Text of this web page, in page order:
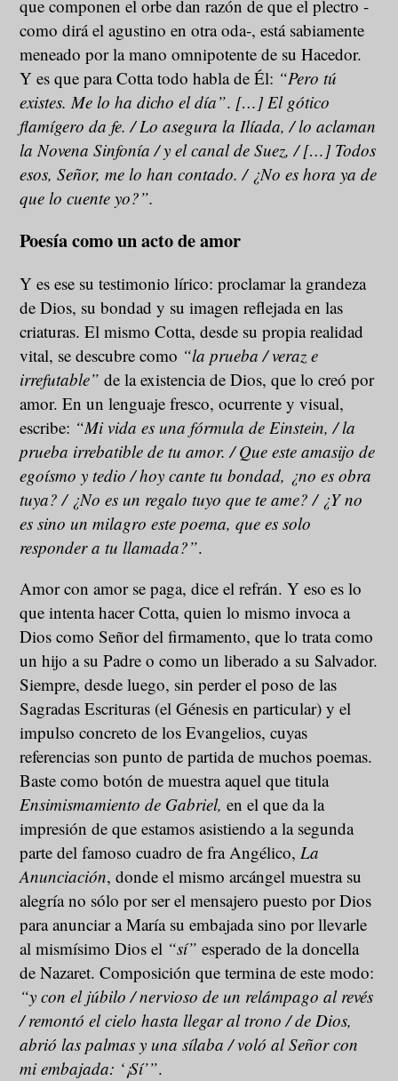
que componen el orbe dan razón de que el plectro -
como dirá el agustino en otra oda-, está sabiamente
meneado por la mano omnipotente de su Hacedor.
Y es que para Cotta todo habla de Él: “Pero tú
existes. Me lo ha dicho el día”. […] El gótico
flamígero da fe. / Lo asegura la Ilíada, / lo aclaman
la Novena Sinfonía / y el canal de Suez, / […] Todos
esos, Señor, me lo han contado. / ¿No es hora ya de
que lo cuente yo?”.
Poesía como un acto de amor
Y es ese su testimonio lírico: proclamar la grandeza
de Dios, su bondad y su imagen reflejada en las
criaturas. El mismo Cotta, desde su propia realidad
vital, se descubre como “la prueba / veraz e
irrefutable” de la existencia de Dios, que lo creó por
amor. En un lenguaje fresco, ocurrente y visual,
escribe: “Mi vida es una fórmula de Einstein, / la
prueba irrebatible de tu amor. / Que este amasijo de
egoísmo y tedio / hoy cante tu bondad, ¿no es obra
tuya? / ¿No es un regalo tuyo que te ame? / ¿Y no
es sino un milagro este poema, que es solo
responder a tu llamada?”.
Amor con amor se paga, dice el refrán. Y eso es lo
que intenta hacer Cotta, quien lo mismo invoca a
Dios como Señor del firmamento, que lo trata como
un hijo a su Padre o como un liberado a su Salvador.
Siempre, desde luego, sin perder el poso de las
Sagradas Escrituras (el Génesis en particular) y el
impulso concreto de los Evangelios, cuyas
referencias son punto de partida de muchos poemas.
Baste como botón de muestra aquel que titula
Ensimismamiento de Gabriel, en el que da la
impresión de que estamos asistiendo a la segunda
parte del famoso cuadro de fra Angélico,La
Anunciación, donde el mismo arcángel muestra su
alegría no sólo por ser el mensajero puesto por Dios
para anunciar a María su embajada sino por llevarle
al mismísimo Dios el “sí” esperado de la doncella
de Nazaret. Composición que termina de este modo:
“y con el júbilo / nervioso de un relámpago al revés
/ remontó el cielo hasta llegar al trono / de Dios,
abrió las palmas y una sílaba / voló al Señor con
mi embajada: ‘¡Sí’”.